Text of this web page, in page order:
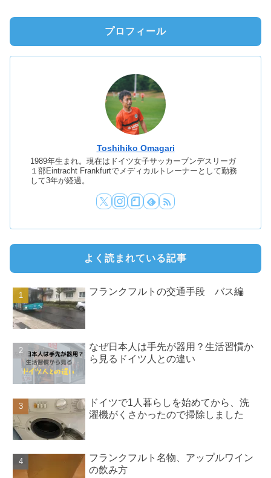
プロフィール
Toshihiko Omagari
1989年生まれ。現在はドイツ女子サッカーブンデスリーガ
１部Eintracht Frankfurtでメディカルトレーナーとして勤務
して3年が経過。
よく読まれている記事
フランクフルトの交通手段 バス編
なぜ日本人は手先が器用？生活習慣か
ら見るドイツ人との違い
ドイツで1人暮らしを始めてから、洗
濯機がくさかったので掃除しました
フランクフルト名物、アップルワイン
の飲み方